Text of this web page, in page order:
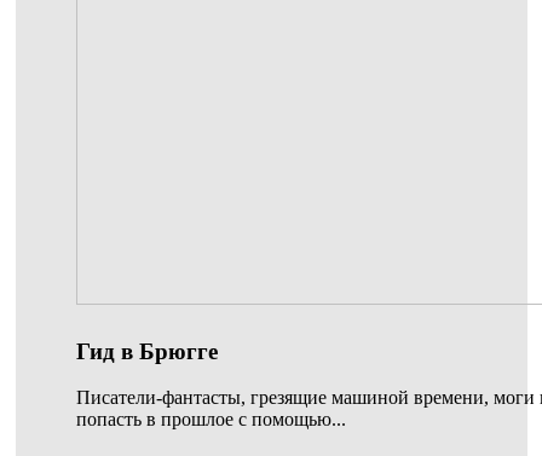
Гид в Брюгге
Писатели-фантасты, грезящие машиной времени, моги
попасть в прошлое с помощью...